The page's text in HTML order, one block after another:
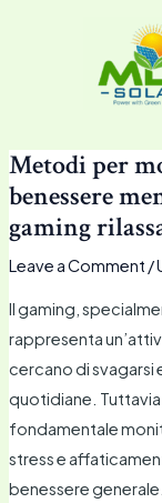
Metodi per
benessere
gaming
Leave a Comment /
Il gaming,
rappresenta
cercano di
quotidiane.
fondamentale
stress e
benessere